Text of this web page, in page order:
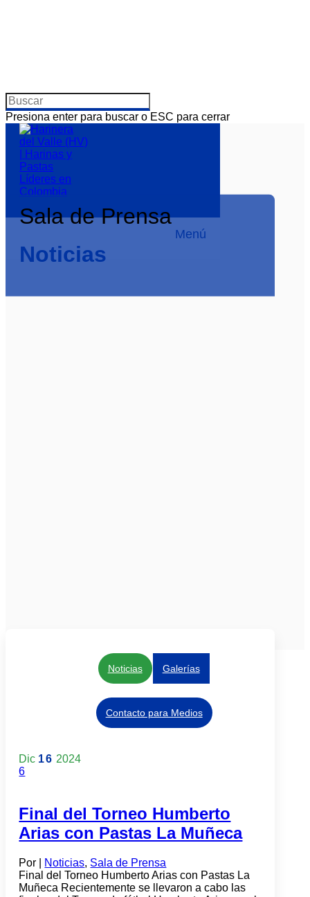
Presiona enter para buscar o ESC para cerrar
Menú
Noticias
Sala de Prensa
Noticias Galerías
Contacto para Medios
Dic 16 2024
6
Final del Torneo Humberto
Arias con Pastas La Muñeca
Por Noticias, Sala de Prensa
Final del Torneo Humberto Arias con Pastas La
Muñeca Recientemente se llevaron a cabo las